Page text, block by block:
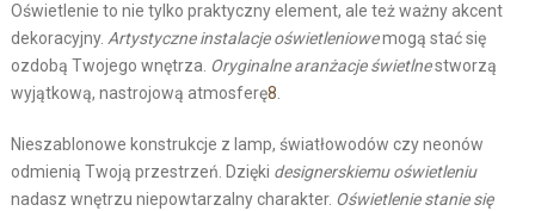
Oświetlenie to nie tylko praktyczny element, ale też ważny akcent
dekoracyjny. Artystyczne instalacje oświetleniowemogą stać się
ozdobą Twojego wnętrza. Oryginalne aranżacje świetlnestworzą
wyjątkową, nastrojową atmosferę8.
Nieszablonowe konstrukcje z lamp, światłowodów czy neonów
odmienią Twoją przestrzeń. Dzięki designerskiemu oświetleniu
nadasz wnętrzu niepowtarzalny charakter. Oświetlenie stanie się